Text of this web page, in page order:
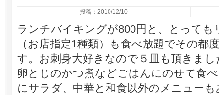
投稿：2010/12/10
ランチバイキングが800円と、とって
（お店指定1種類）も食べ放題でその都
す。お刺身大好きなので５皿も頂きま
卵とじのかつ煮などごはんにのせて食
にサラダ、中華と和食以外のメニュー